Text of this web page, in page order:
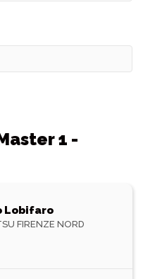
1 -
Lobifaro
FIRENZE NORD